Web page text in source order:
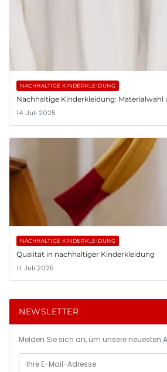
NACHHALTIGE KINDERKLEIDUNG
Nachhaltige Kinderkleidung: Materialwahl
14. Juli 2025
NACHHALTIGE KINDERKLEIDUNG
Qualität in nachhaltiger Kinderkleidung
11. Juli 2025
NEWSLETTER
Melden Sie sich an, um unsere neuesten